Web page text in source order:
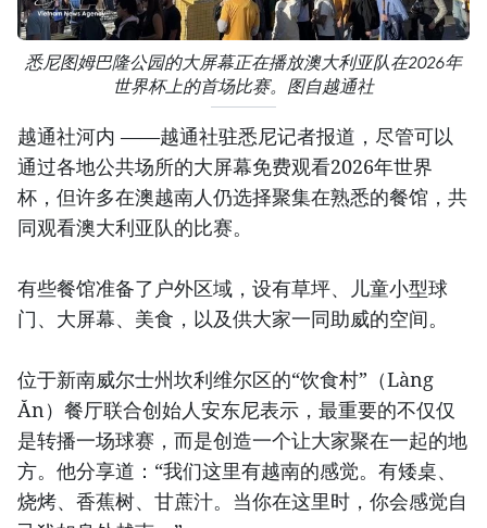
悉尼图姆巴隆公园的大屏幕正在播放澳大利亚队在2026年
世界杯上的首场比赛。图自越通社
越通社河内 ——越通社驻悉尼记者报道，尽管可以
通过各地公共场所的大屏幕免费观看2026年世界
杯，但许多在澳越南人仍选择聚集在熟悉的餐馆，共
同观看澳大利亚队的比赛。
有些餐馆准备了户外区域，设有草坪、儿童小型球
门、大屏幕、美食，以及供大家一同助威的空间。
位于新南威尔士州坎利维尔区的“饮食村”（Làng
Ăn）餐厅联合创始人安东尼表示，最重要的不仅仅
是转播一场球赛，而是创造一个让大家聚在一起的地
方。他分享道：“我们这里有越南的感觉。有矮桌、
烧烤、香蕉树、甘蔗汁。当你在这里时，你会感觉自